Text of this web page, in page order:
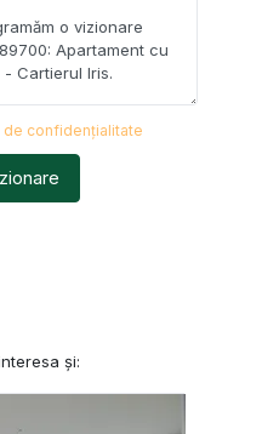
de confidențialitate
și: